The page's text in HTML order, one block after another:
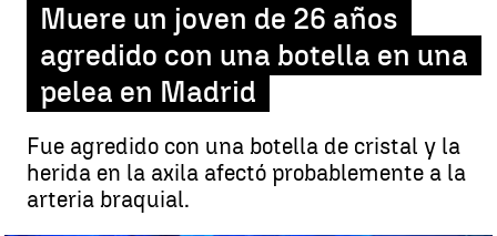
Muere un joven de 26 años
agredido con una botella en una
pelea en Madrid
Fue agredido con una botella de cristal y la
herida en la axila afectó probablemente a la
arteria braquial.